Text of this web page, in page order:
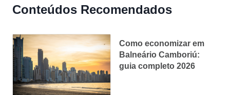
Conteúdos Recomendados
Como economizar em
Balneário Camboriú:
guia completo 2026